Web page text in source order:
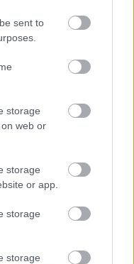
sent to
storage
web or
storage
or app.
storage
storage
kell felvinni